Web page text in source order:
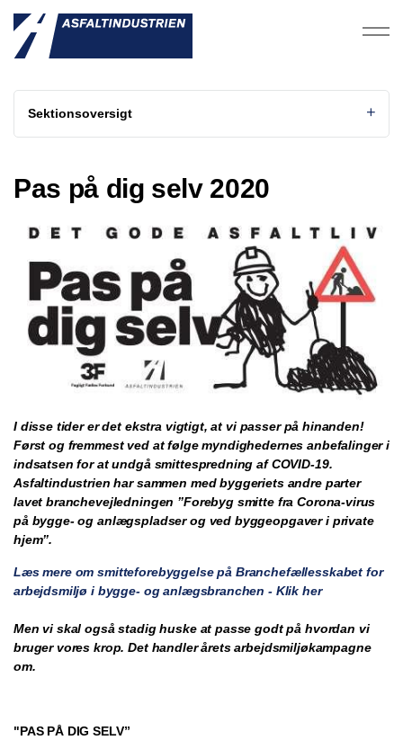
Sektionsoversigt
Pas på dig selv 2020
I disse tider er det ekstra vigtigt, at vi passer på hinanden!
Først og fremmest ved at følge myndighedernes anbefalinger i
indsatsen for at undgå smittespredning af COVID-19.
Asfaltindustrien har sammen med byggeriets andre parter
lavet branchevejledningen ”Forebyg smitte fra Corona-virus
på bygge- og anlægspladser og ved byggeopgaver i private
hjem”.
Læs mere om smitteforebyggelse på Branchefællesskabet for
arbejdsmiljø i bygge- og anlægsbranchen - Klik her
Men vi skal også stadig huske at passe godt på hvordan vi
bruger vores krop. Det handler årets arbejdsmiljøkampagne
om.
"PAS PÅ DIG SELV”